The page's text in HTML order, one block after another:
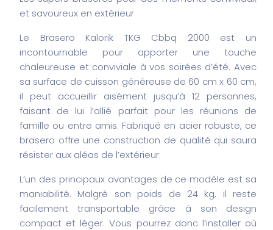
et savoureux en extérieur
Le Brasero Kalorik TKG Cbbq 2000 est un
incontournable pour apporter une touche
chaleureuse et conviviale à vos soirées d’été. Avec
sa surface de cuisson généreuse de 60 cm x 60 cm,
il peut accueillir aisément jusqu’à 12 personnes,
faisant de lui l’allié parfait pour les réunions de
famille ou entre amis. Fabriqué en acier robuste, ce
brasero offre une construction de qualité qui saura
résister aux aléas de l’extérieur.
L’un des principaux avantages de ce modèle est sa
maniabilité. Malgré son poids de 24 kg, il reste
facilement transportable grâce à son design
compact et léger. Vous pourrez donc l’installer où